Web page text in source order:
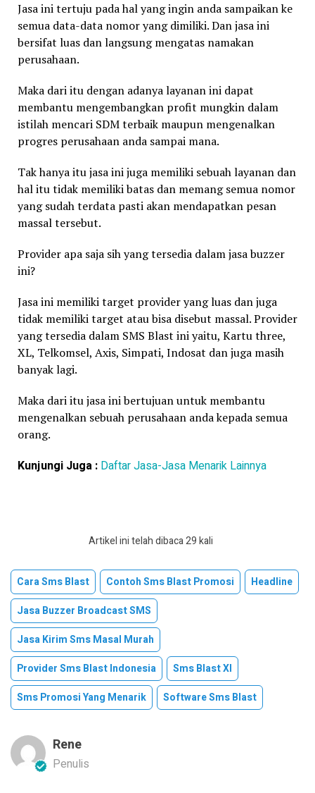
Jasa ini tertuju pada hal yang ingin anda sampaikan ke
semua data-data nomor yang dimiliki. Dan jasa ini
bersifat luas dan langsung mengatas namakan
perusahaan.
Maka dari itu dengan adanya layanan ini dapat
membantu mengembangkan profit mungkin dalam
istilah mencari SDM terbaik maupun mengenalkan
progres perusahaan anda sampai mana.
Tak hanya itu jasa ini juga memiliki sebuah layanan dan
hal itu tidak memiliki batas dan memang semua nomor
yang sudah terdata pasti akan mendapatkan pesan
massal tersebut.
Provider apa saja sih yang tersedia dalam jasa buzzer
ini?
Jasa ini memiliki target provider yang luas dan juga
tidak memiliki target atau bisa disebut massal. Provider
yang tersedia dalam SMS Blast ini yaitu, Kartu three,
XL, Telkomsel, Axis, Simpati, Indosat dan juga masih
banyak lagi.
Maka dari itu jasa ini bertujuan untuk membantu
mengenalkan sebuah perusahaan anda kepada semua
orang.
Kunjungi Juga : Daftar Jasa-Jasa Menarik Lainnya
Artikel ini telah dibaca 29 kali
Cara Sms Blast Contoh Sms Blast Promosi
Headline
Jasa Buzzer Broadcast SMS
Jasa Kirim Sms Masal Murah
Provider Sms Blast Indonesia
Sms Blast Xl
Sms Promosi Yang Menarik
Software Sms Blast
Rene
Penulis